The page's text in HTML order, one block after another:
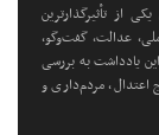
از تأثیرگذارترین
عدالت، گفت‌وگو،
یادداشت به بررسی
مردم‌داری و